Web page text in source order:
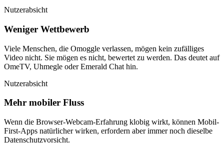
Nutzerabsicht
Weniger Wettbewerb
Viele Menschen, die Omoggle verlassen, mögen kein zufälliges
Video nicht. Sie mögen es nicht, bewertet zu werden. Das deutet auf
OmeTV, Uhmegle oder Emerald Chat hin.
Nutzerabsicht
Mehr mobiler Fluss
Wenn die Browser-Webcam-Erfahrung klobig wirkt, können Mobil-
First-Apps natürlicher wirken, erfordern aber immer noch dieselbe
Datenschutzvorsicht.